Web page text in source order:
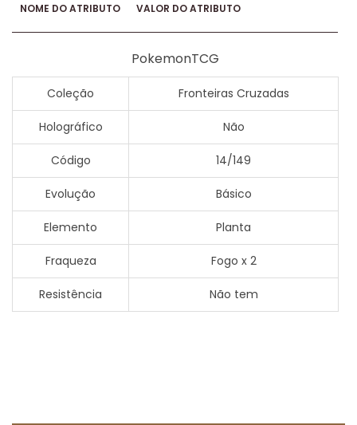
NOME DO ATRIBUTO VALOR DO ATRIBUTO
PokemonTCG
Coleção Fronteiras Cruzadas
Holográfico Não
Código 14/149
Evolução Básico
Elemento Planta
Fraqueza Fogo x 2
Resistência Não tem